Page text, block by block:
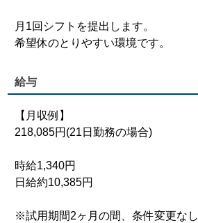
月1回シフトを提出します。
希望休のとりやすい環境です。
給与
【月収例】
218,085円(21日勤務の場合)
時給1,340円
日給約10,385円
※試用期間2ヶ月の間、条件変更なし